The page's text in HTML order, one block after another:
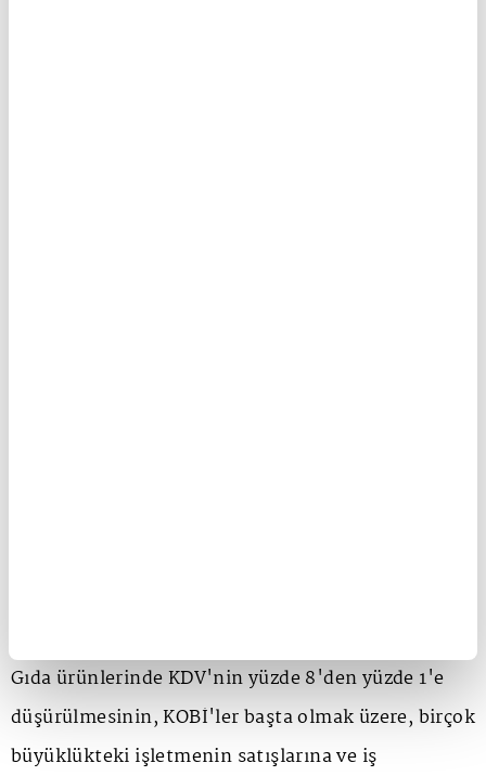
Gıda ürünlerinde KDV'nin yüzde 8'den yüzde 1'e
düşürülmesinin, KOBİ'ler başta olmak üzere, birçok
büyüklükteki işletmenin satışlarına ve iş